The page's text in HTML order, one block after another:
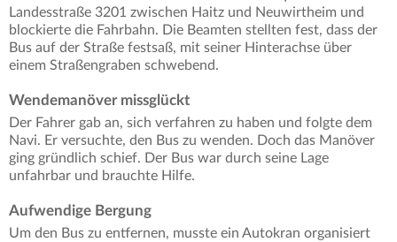
Landesstraße 3201 zwischen Haitz und Neuwirtheim und
blockierte die Fahrbahn. Die Beamten stellten fest, dass der
Bus auf der Straße festsaß, mit seiner Hinterachse über
einem Straßengraben schwebend.
Wendemanöver missglückt
Der Fahrer gab an, sich verfahren zu haben und folgte dem
Navi. Er versuchte, den Bus zu wenden. Doch das Manöver
ging gründlich schief. Der Bus war durch seine Lage
unfahrbar und brauchte Hilfe.
Aufwendige Bergung
Um den Bus zu entfernen, musste ein Autokran organisiert